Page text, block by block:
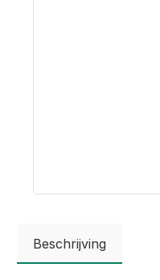
Beschrijving